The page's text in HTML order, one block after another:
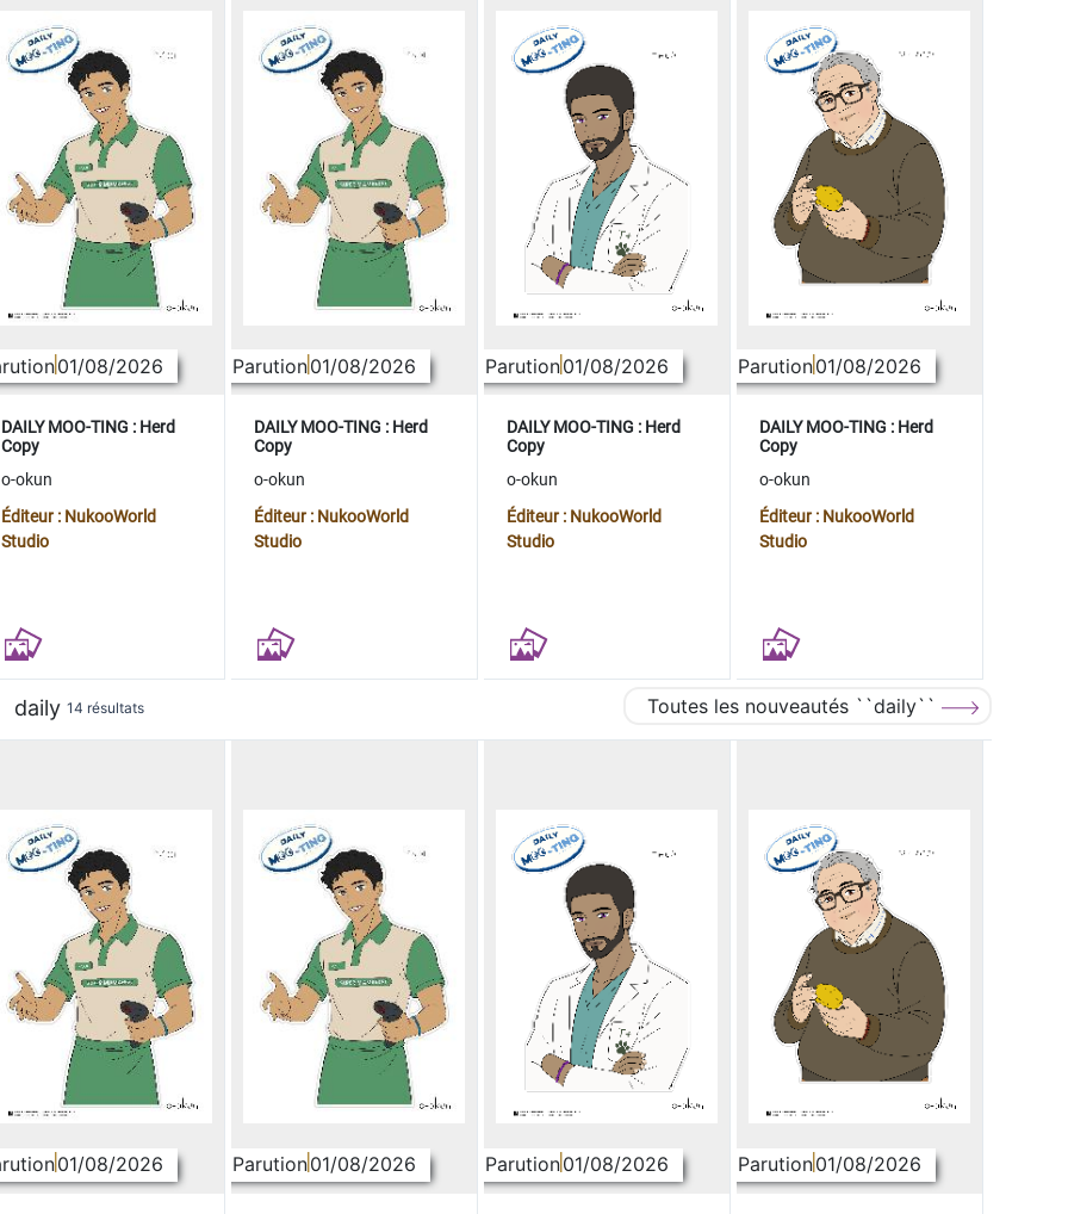
01/08/2026
DAILY MOO-TING : Herd
Copy
o-okun
Éditeur : NukooWorld
Studio
Parution01/08/2026
DAILY MOO-TING : Herd
Copy
o-okun
Éditeur : NukooWorld
Studio
Parution01/08/2026
DAILY MOO-TING : Herd
Copy
o-okun
Éditeur : NukooWorld
Studio
Parution01/08/2026
DAILY MOO-TING : Herd
Copy
o-okun
Éditeur : NukooWorld
Studio
daily 14 résultats Toutes les nouveautés ``daily``
01/08/2026 Parution01/08/2026 Parution01/08/2026 Parution01/08/2026